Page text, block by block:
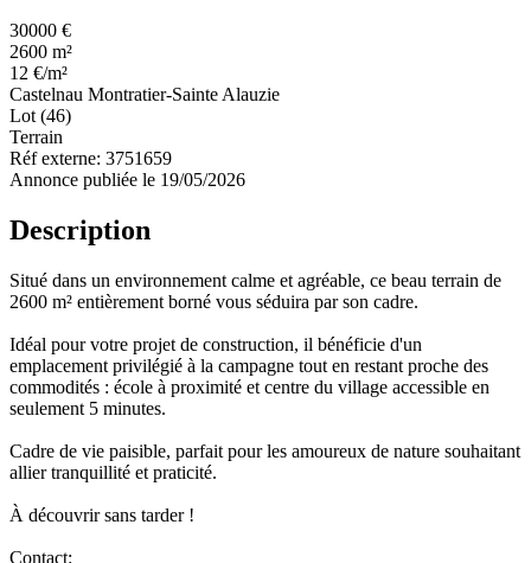
30000 €
2600 m²
12 €/m²
Castelnau Montratier-Sainte Alauzie
Lot (46)
Terrain
Réf externe: 3751659
Annonce publiée le 19/05/2026
Description
Situé dans un environnement calme et agréable, ce beau terrain de
2600 m² entièrement borné vous séduira par son cadre.
Idéal pour votre projet de construction, il bénéficie d'un
emplacement privilégié à la campagne tout en restant proche des
commodités : école à proximité et centre du village accessible en
seulement 5 minutes.
Cadre de vie paisible, parfait pour les amoureux de nature souhaitant
allier tranquillité et praticité.
À découvrir sans tarder !
Contact: